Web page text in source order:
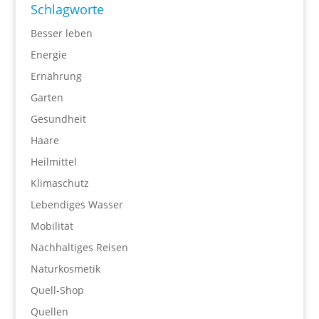
Schlagworte
Besser leben
Energie
Ernährung
Garten
Gesundheit
Haare
Heilmittel
Klimaschutz
Lebendiges Wasser
Mobilität
Nachhaltiges Reisen
Naturkosmetik
Quell-Shop
Quellen